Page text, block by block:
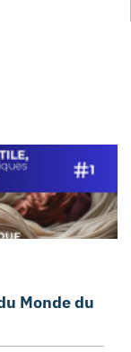
Monde du